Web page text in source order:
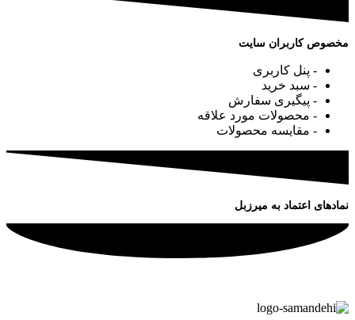
مخصوص کاربران سایت
- پنل کاربری
- سبد خرید
- پیگیری سفارش
- محصولات مورد علاقه
- مقایسه محصولات
نمادهای اعتماد به میرزبل